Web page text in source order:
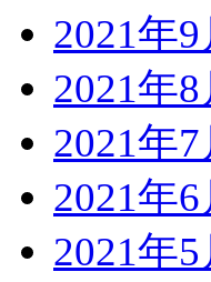
2021年9
2021年8
2021年7
2021年6
2021年5